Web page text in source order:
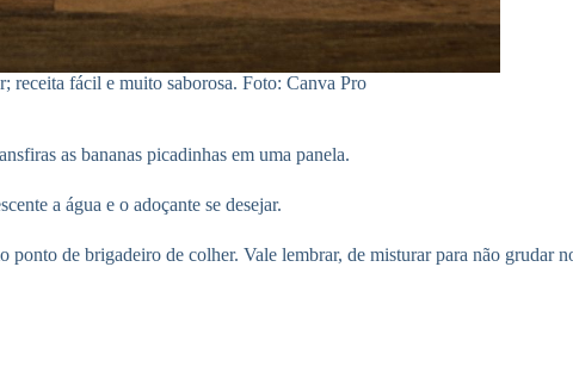
receita fácil e muito saborosa. Foto: Canva Pro
as bananas picadinhas em uma panela.
a água e o adoçante se desejar.
de brigadeiro de colher. Vale lembrar, de misturar para não grudar